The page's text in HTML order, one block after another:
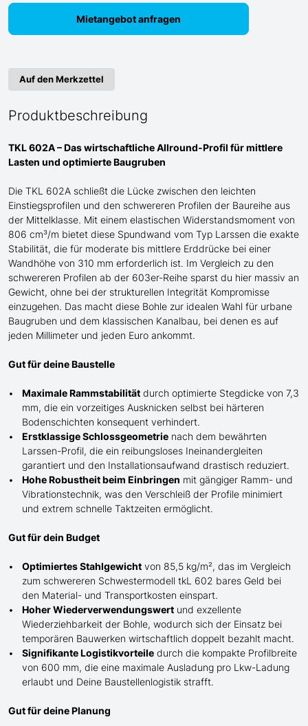
Mietangebot anfragen
Auf den Merkzettel
Produktbeschreibung
TKL 602A – Das wirtschaftliche Allround-Profil für mittlere
Lasten und optimierte Baugruben
Die TKL 602A schließt die Lücke zwischen den leichten
Einstiegsprofilen und den schwereren Profilen der Baureihe aus
der Mittelklasse. Mit einem elastischen Widerstandsmoment von
806 cm³/m bietet diese Spundwand vom Typ Larssen die exakte
Stabilität, die für moderate bis mittlere Erddrücke bei einer
Wandhöhe von 310 mm erforderlich ist. Im Vergleich zu den
schwereren Profilen ab der 603er-Reihe sparst du hier massiv an
Gewicht, ohne bei der strukturellen Integrität Kompromisse
einzugehen. Das macht diese Bohle zur idealen Wahl für urbane
Baugruben und dem klassischen Kanalbau, bei denen es auf
jeden Millimeter und jeden Euro ankommt.
Gut für deine Baustelle
Maximale Rammstabilität durch optimierte Stegdicke von 7,3
mm, die ein vorzeitiges Ausknicken selbst bei härteren
Bodenschichten konsequent verhindert.
Erstklassige Schlossgeometrie nach dem bewährten
Larssen-Profil, die ein reibungsloses Ineinandergleiten
garantiert und den Installationsaufwand drastisch reduziert.
Hohe Robustheit beim Einbringen mit gängiger Ramm- und
Vibrationstechnik, was den Verschleiß der Profile minimiert
und extrem schnelle Taktzeiten ermöglicht.
Gut für dein Budget
Optimiertes Stahlgewicht von 85,5 kg/m², das im Vergleich
zum schwereren Schwestermodell tkL 602 bares Geld bei
den Material- und Transportkosten einspart.
Hoher Wiederverwendungswert und exzellente
Wiederziehbarkeit der Bohle, wodurch sich der Einsatz bei
temporären Bauwerken wirtschaftlich doppelt bezahlt macht.
Signifikante Logistikvorteile durch die kompakte Profilbreite
von 600 mm, die eine maximale Ausladung pro Lkw-Ladung
erlaubt und Deine Baustellenlogistik strafft.
Gut für deine Planung